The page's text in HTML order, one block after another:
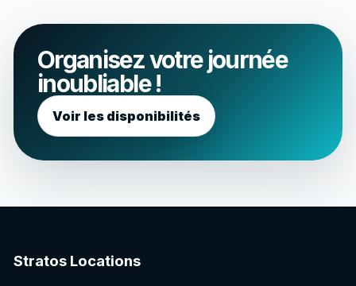
Organisez votre journée
inoubliable !
Voir les disponibilités
Stratos Locations